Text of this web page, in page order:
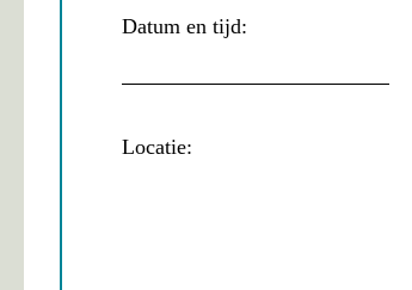
Datum en tijd:
Locatie: